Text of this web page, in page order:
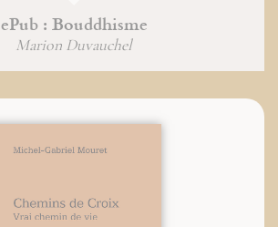
ePub : Bouddhisme
Marion Duvauchel